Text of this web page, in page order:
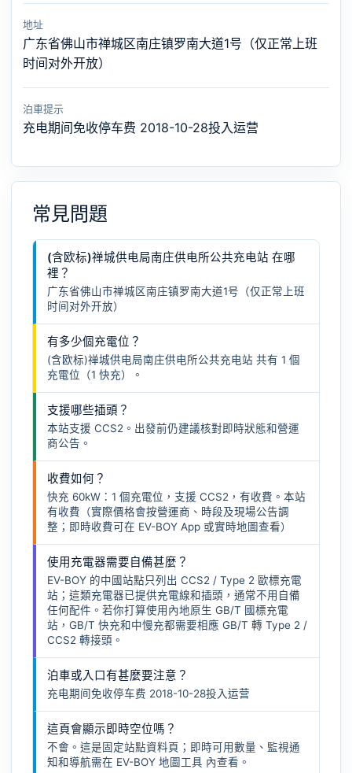
地址
广东省佛山市禅城区南庄镇罗南大道1号（仅正常上班
时间对外开放）
泊車提示
充电期间免收停车费 2018-10-28投入运营
常見問題
(含欧标)禅城供电局南庄供电所公共充电站 在哪
裡？
广东省佛山市禅城区南庄镇罗南大道1号（仅正常上班
时间对外开放）
有多少個充電位？
(含欧标)禅城供电局南庄供电所公共充电站 共有 1 個
充電位（1 快充）。
支援哪些插頭？
本站支援 CCS2。出發前仍建議核對即時狀態和營運
商公告。
收費如何？
快充 60kW：1 個充電位，支援 CCS2，有收費。本站
有收費（實際價格會按營運商、時段及現場公告調
整；即時收費可在 EV-BOY App 或實時地圖查看）
使用充電器需要自備甚麼？
EV-BOY 的中國站點只列出 CCS2 / Type 2 歐標充電
站；這類充電器已提供充電線和插頭，通常不用自備
任何配件。若你打算使用內地原生 GB/T 國標充電
站，GB/T 快充和中慢充都需要相應 GB/T 轉 Type 2 /
CCS2 轉接頭 。
泊車或入口有甚麼要注意？
充电期间免收停车费 2018-10-28投入运营
這頁會顯示即時空位嗎？
不會。這是固定站點資料頁；即時可用數量、監視通
知和導航需在 EV-BOY 地圖工具 內查看。